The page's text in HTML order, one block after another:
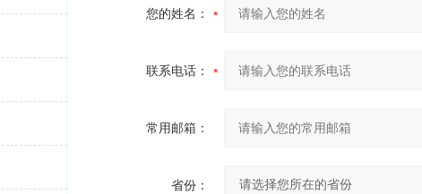
您的姓名：
联系电话：
常用邮箱：
省份：